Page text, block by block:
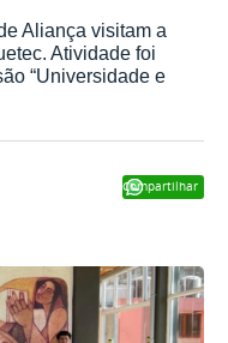
Aliança visitam a
Atividade foi
“Universidade e
Compartilhar